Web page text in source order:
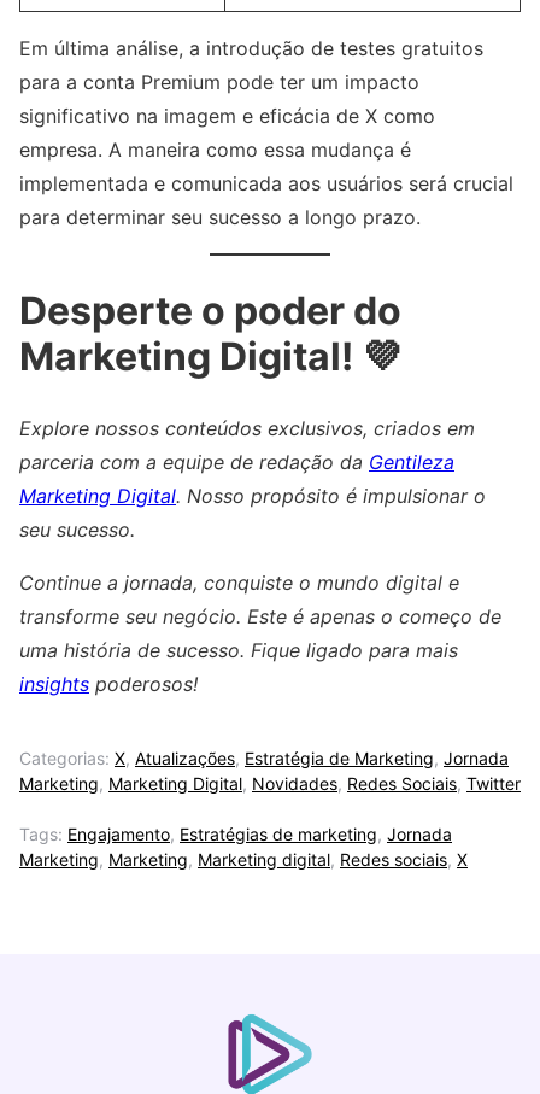
Em última análise, a introdução de testes gratuitos
para a conta Premium pode ter um impacto
significativo na imagem e eficácia de X como
empresa. A maneira como essa mudança é
implementada e comunicada aos usuários será crucial
para determinar seu sucesso a longo prazo.
Desperte o poder do
Marketing Digital! 💜
Explore nossos conteúdos exclusivos, criados em
parceria com a equipe de redação da Gentileza
Marketing Digital. Nosso propósito é impulsionar o
seu sucesso.
Continue a jornada, conquiste o mundo digital e
transforme seu negócio. Este é apenas o começo de
uma história de sucesso. Fique ligado para mais
insights poderosos!
Categorias: X, Atualizações, Estratégia de Marketing, Jornada
Marketing, Marketing Digital, Novidades, Redes Sociais, Twitter
Tags: Engajamento, Estratégias de marketing, Jornada
Marketing, Marketing, Marketing digital, Redes sociais, X